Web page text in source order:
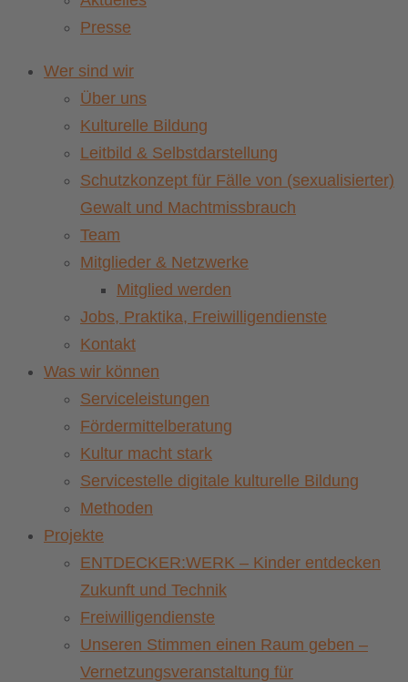
Presse
Wer sind wir
Über uns
Kulturelle Bildung
Leitbild & Selbstdarstellung
Schutzkonzept für Fälle von (sexualisierter)
Gewalt und Machtmissbrauch
Team
Mitglieder & Netzwerke
Mitglied werden
Jobs, Praktika, Freiwilligendienste
Kontakt
Was wir können
Serviceleistungen
Fördermittelberatung
Kultur macht stark
Servicestelle digitale kulturelle Bildung
Methoden
Projekte
ENTDECKER:WERK – Kinder entdecken
Zukunft und Technik
Freiwilligendienste
Unseren Stimmen einen Raum geben –
Vernetzungsveranstaltung für